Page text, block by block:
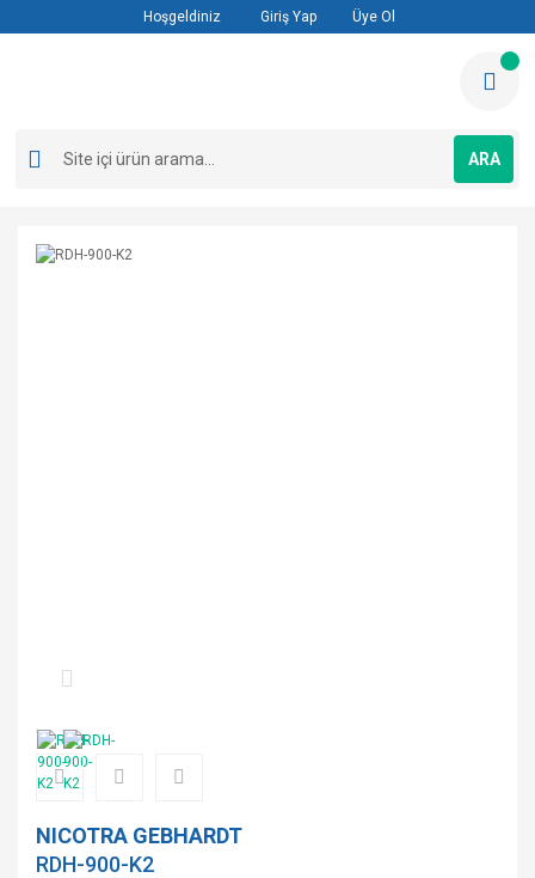
Hoşgeldiniz Giriş Yap Üye Ol
ARA
NICOTRA GEBHARDT
RDH-900-K2